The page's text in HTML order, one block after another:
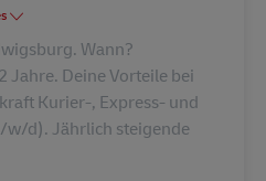
Wann?
Jahre. Deine Vorteile bei
Kurier-, Express- und
d). Jährlich steigende